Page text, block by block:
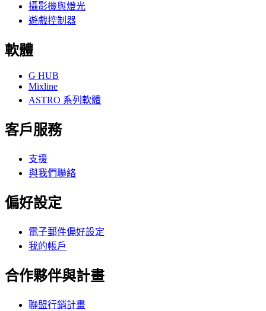
攝影機與燈光
遊戲控制器
軟體
G HUB
Mixline
ASTRO 系列軟體
客戶服務
支援
與我們聯絡
偏好設定
電子郵件偏好設定
我的帳戶
合作夥伴與計畫
聯盟行銷計畫